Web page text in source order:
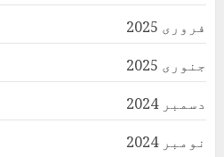
فروری 2025
جنوری 2025
دسمبر 2024
نومبر 2024